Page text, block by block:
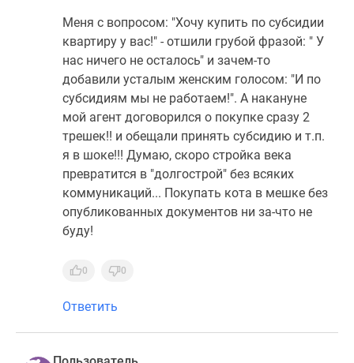
Меня с вопросом: "Хочу купить по субсидии
квартиру у вас!" - отшили грубой фразой: " У
нас ничего не осталось" и зачем-то
добавили усталым женским голосом: "И по
субсидиям мы не работаем!". А накануне
мой агент договорился о покупке сразу 2
трешек!! и обещали принять субсидию и т.п.
я в шоке!!! Думаю, скоро стройка века
превратится в "долгострой" без всяких
коммуникаций... Покупать кота в мешке без
опубликованных документов ни за-что не
буду!
0 0
Ответить